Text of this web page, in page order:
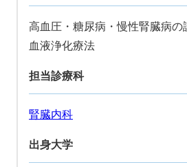
高血圧・糖尿病・慢性腎臓病の
血液浄化療法
担当診療科
腎臓内科
出身大学